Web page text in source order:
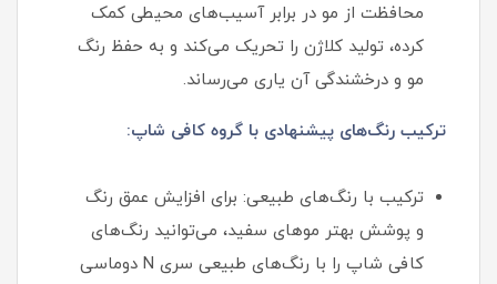
محافظت از مو در برابر آسیب‌های محیطی کمک
کرده، تولید کلاژن را تحریک می‌کند و به حفظ رنگ
مو و درخشندگی آن یاری می‌رساند.
ترکیب رنگ‌های پیشنهادی با گروه کافی شاپ:
ترکیب با رنگ‌های طبیعی: برای افزایش عمق رنگ
و پوشش بهتر موهای سفید، می‌توانید رنگ‌های
کافی شاپ را با رنگ‌های طبیعی سری N دوماسی